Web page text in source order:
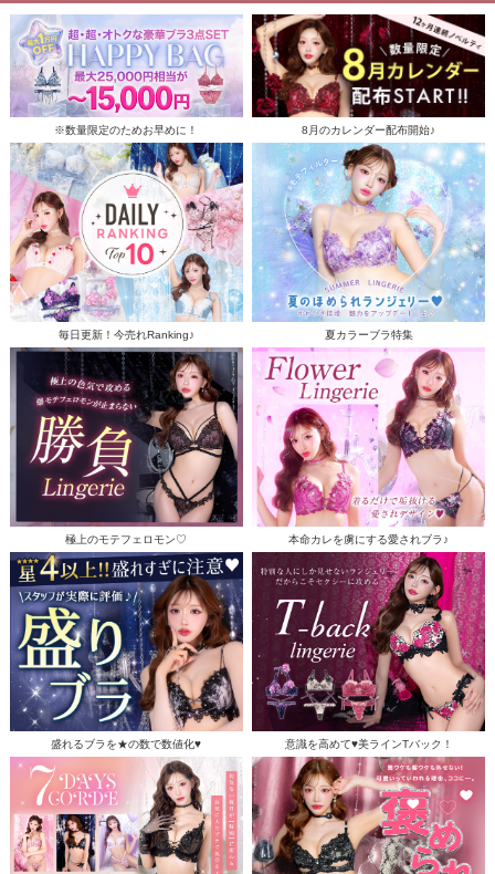
※数量限定のためお早めに！ 8月のカレンダー配布開始♪
毎日更新！今売れRanking♪ 夏カラーブラ特集
極上のモテフェロモン♡ 本命カレを虜にする愛されブラ♪
盛れるブラを★の数で数値化♥ 意識を高めて♥美ラインTバック！